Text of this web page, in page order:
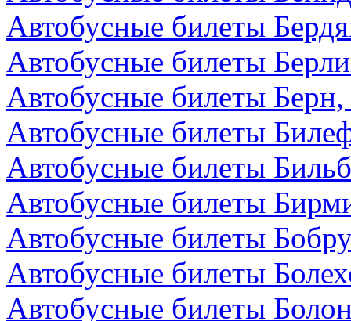
Автобусные билеты
Автобусные билеты
Автобусные билеты
Автобусные билеты
Автобусные билеты
Автобусные билеты
Автобусные билеты
Автобусные билеты
Автобусные билеты